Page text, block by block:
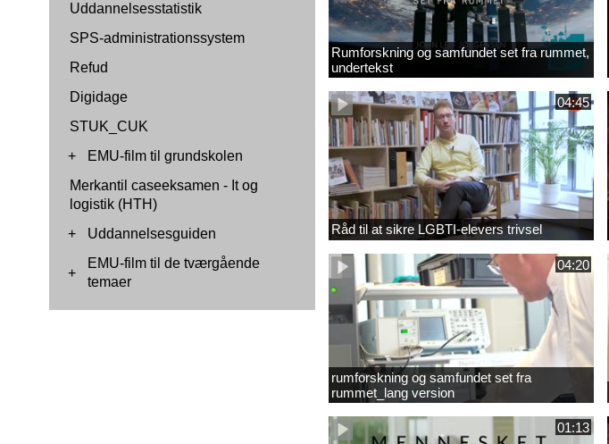
Uddannelsesstatistik
SPS-administrationssystem
Refud
Digidage
STUK_CUK
+
EMU-film til grundskolen
Merkantil caseeksamen - It og
logistik (HTH)
+
Uddannelsesguiden
+
EMU-film til de tværgående
temaer
Rumforskning og samfundet set fra rummet,
undertekst
04:45
Råd til at sikre LGBTI-elevers trivsel
04:20
rumforskning og samfundet set fra
rummet_lang version
01:13